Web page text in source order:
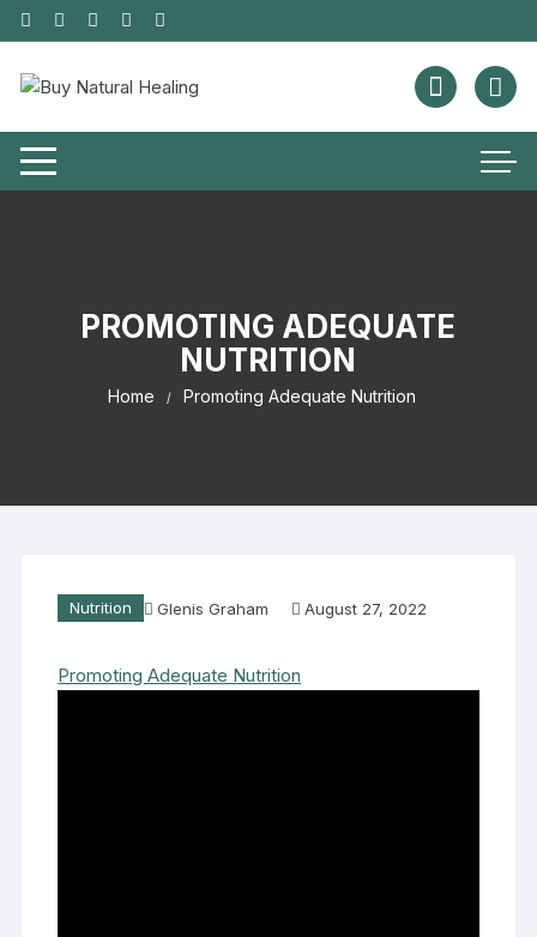
PROMOTING ADEQUATE
NUTRITION
Home Promoting Adequate Nutrition
Nutrition Glenis Graham August 27, 2022
Promoting Adequate Nutrition